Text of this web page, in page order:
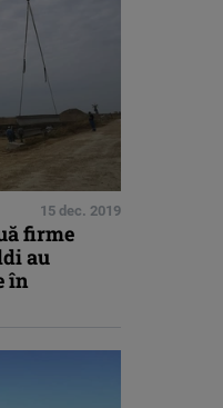
15 dec. 2019
firme
au
în